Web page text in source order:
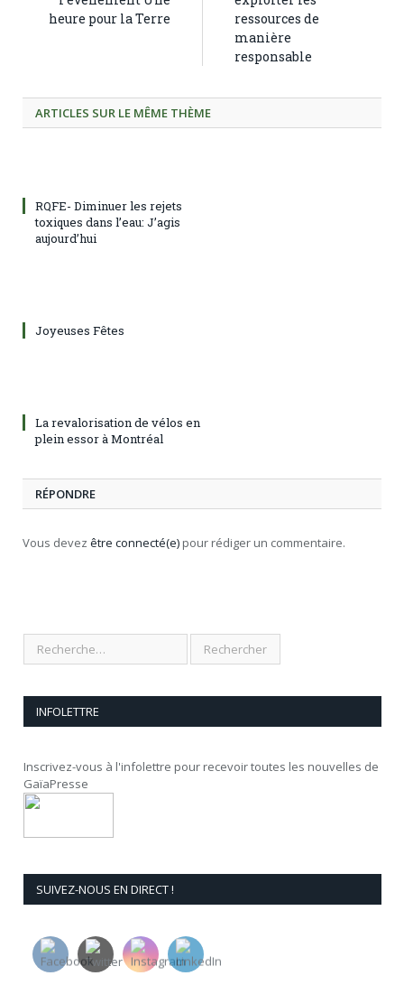
heure pour la Terre
ressources de
manière
responsable
ARTICLES SUR LE MÊME THÈME
RQFE- Diminuer les rejets
toxiques dans l’eau: J’agis
aujourd’hui
Joyeuses Fêtes
La revalorisation de vélos en
plein essor à Montréal
RÉPONDRE
Vous devez être connecté(e) pour rédiger un commentaire.
INFOLETTRE
Inscrivez-vous à l'infolettre pour recevoir toutes les nouvelles de
GaïaPresse
SUIVEZ-NOUS EN DIRECT !